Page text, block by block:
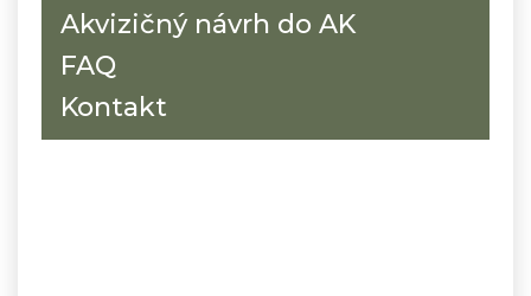
Akvizičný návrh do AK
FAQ
Kontakt